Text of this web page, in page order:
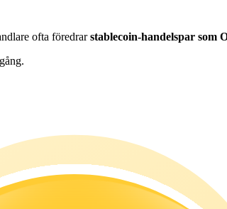
ofta föredrarstablecoin-handelspar som